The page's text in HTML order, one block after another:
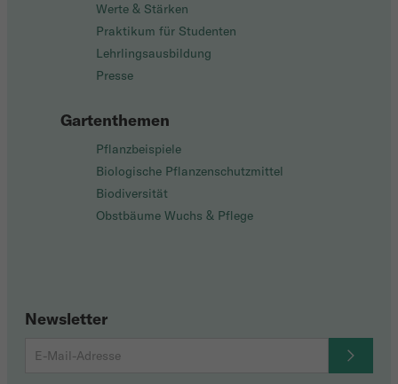
Werte & Stärken
Praktikum für Studenten
Lehrlingsausbildung
Presse
Gartenthemen
Pflanzbeispiele
Biologische Pflanzenschutzmittel
Biodiversität
Obstbäume Wuchs & Pflege
Newsletter